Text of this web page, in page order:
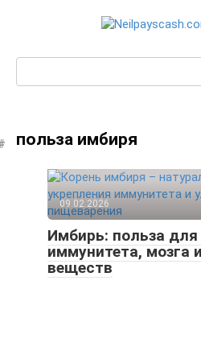
Search:
польза имбиря
09.02.2026
Имбирь: польза для
иммунитета, мозга
веществ